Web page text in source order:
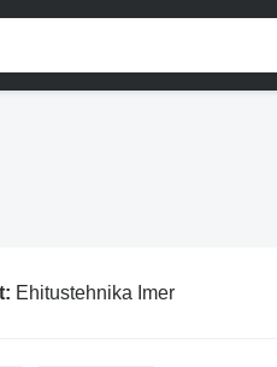
Ehitustehnika Imer